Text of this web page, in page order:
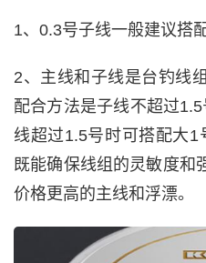
1、0.3号子线一般建议搭
2、主线和子线是台钓线
配合方法是子线不超过
线超过1.5号时可搭配大
既能确保线组的灵敏度和
价格更高的主线和浮漂。